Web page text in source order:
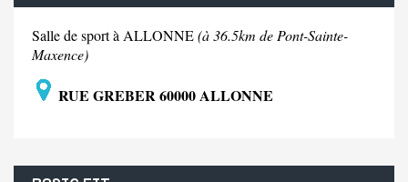
Salle de sport à ALLONNE(à 36.5km de Pont-Sainte-
Maxence)
RUE GREBER 60000 ALLONNE